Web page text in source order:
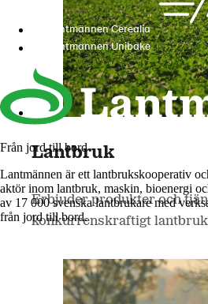
Lantmännen Cerealia
Lantmännen Unibake
Från jord till bord
Lantmännen är ett lantbrukskooperativ
aktör inom lantbruk, maskin, bioenergi
av 17 000 svenska lantbrukare med
från jord till bord.
Lantbruk
Erbjuder produkter och
konkurrenskraftigt